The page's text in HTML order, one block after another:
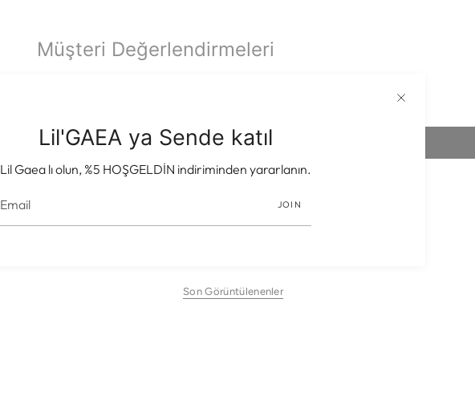
Lil'GAEA ya Sende katıl
Lil Gaea lı olun, %5 HOŞGELDİN indiriminden yararlanın.
JOIN
Müşteri Değerlendirmeleri
Değerlendirme yazın
Son Görüntülenenler